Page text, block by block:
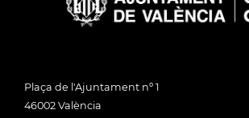
Plaça de l'Ajuntament nº 1
46002 València